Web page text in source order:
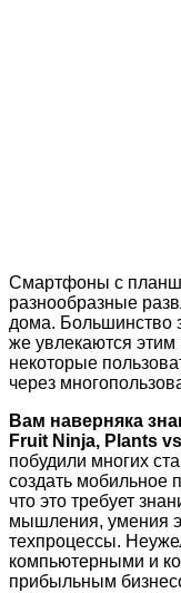
Смартфоны с
разнообразные
дома. Большинство
же увлекаются
некоторые
через
Вам наверняка
Fruit Ninja, Plants
побудили многих
создать мобильное
что это требует
мышления, умения
техпроцессы.
компьютерными и
прибыльным